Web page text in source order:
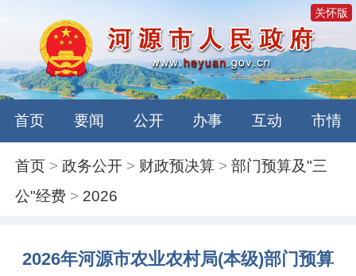
关怀版
首页 要闻 公开 办事 互动 市情
首页 >政务公开 > 财政预决算 >部门预算及"三
公"经费 > 2026
2026年河源市农业农村局(本级)部门预算